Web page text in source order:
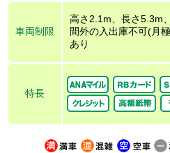
車両制限
高さ2.1m、長さ5.3m
間外の入出庫不可(月
あり
特長